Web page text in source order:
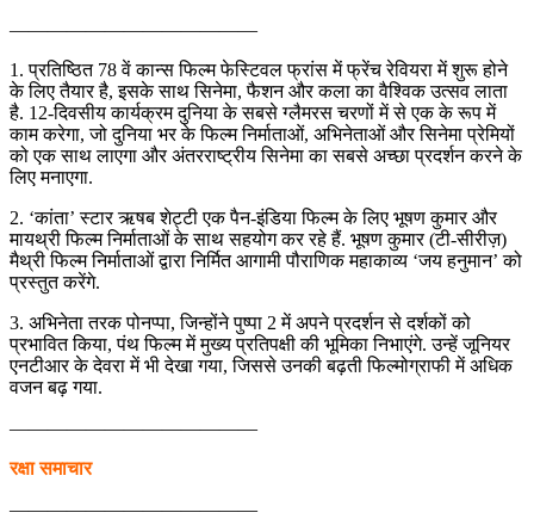
—————————————
1. प्रतिष्ठित 78 वें कान्स फिल्म फेस्टिवल फ्रांस में फ्रेंच रेवियरा में शुरू होने
के लिए तैयार है, इसके साथ सिनेमा, फैशन और कला का वैश्विक उत्सव लाता
है. 12-दिवसीय कार्यक्रम दुनिया के सबसे ग्लैमरस चरणों में से एक के रूप में
काम करेगा, जो दुनिया भर के फिल्म निर्माताओं, अभिनेताओं और सिनेमा प्रेमियों
को एक साथ लाएगा और अंतरराष्ट्रीय सिनेमा का सबसे अच्छा प्रदर्शन करने के
लिए मनाएगा.
2. ‘कांता’ स्टार ऋषब शेट्टी एक पैन-इंडिया फिल्म के लिए भूषण कुमार और
मायथ्री फिल्म निर्माताओं के साथ सहयोग कर रहे हैं. भूषण कुमार (टी-सीरीज़)
मैथ्री फिल्म निर्माताओं द्वारा निर्मित आगामी पौराणिक महाकाव्य ‘जय हनुमान’ को
प्रस्तुत करेंगे.
3. अभिनेता तरक पोनप्पा, जिन्होंने पुष्पा 2 में अपने प्रदर्शन से दर्शकों को
प्रभावित किया, पंथ फिल्म में मुख्य प्रतिपक्षी की भूमिका निभाएंगे. उन्हें जूनियर
एनटीआर के देवरा में भी देखा गया, जिससे उनकी बढ़ती फिल्मोग्राफी में अधिक
वजन बढ़ गया.
—————————————
रक्षा समाचार
—————————————